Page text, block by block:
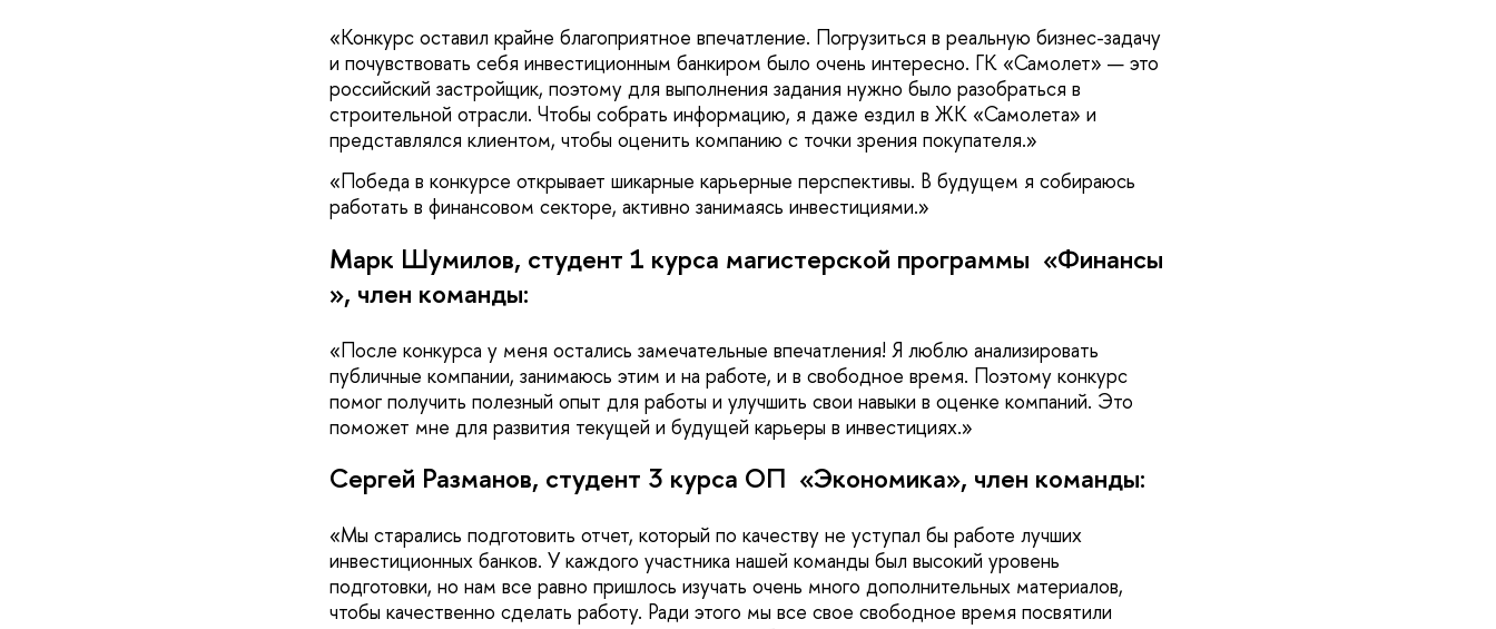
Конкурс оставил крайне благоприятное впечатление. Погрузиться в реальную бизнес-задачу
и почувствовать себя инвестиционным банкиром было очень интересно. ГК «Самолет» — это
российский застройщик, поэтому для выполнения задания нужно было разобраться в
строительной отрасли. Чтобы собрать информацию, я даже ездил в ЖК «Самолета» и
представлялся клиентом, чтобы оценить компанию с точки зрения покупателя.
Победа в конкурсе открывает шикарные карьерные перспективы. В будущем я собираюсь
работать в финансовом секторе, активно занимаясь инвестициями.
Марк Шумилов, студент 1 курса магистерской программы «Финансы
», член команды:
После конкурса у меня остались замечательные впечатления! Я люблю анализировать
публичные компании, занимаюсь этим и на работе, и в свободное время. Поэтому конкурс
помог получить полезный опыт для работы и улучшить свои навыки в оценке компаний. Это
поможет мне для развития текущей и будущей карьеры в инвестициях.
Сергей Разманов, студент 3 курса ОП «Экономика», член команды:
Мы старались подготовить отчет, который по качеству не уступал бы работе лучших
инвестиционных банков. У каждого участника нашей команды был высокий уровень
подготовки, но нам все равно пришлось изучать очень много дополнительных материалов,
чтобы качественно сделать работу. Ради этого мы все свое свободное время посвятили